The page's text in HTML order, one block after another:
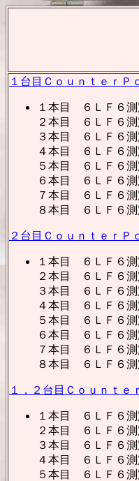
１台目Ｃｏｕｎｔｅｒ
１本目 ６ＬＦ６
２本目 ６ＬＦ６
３本目 ６ＬＦ６
４本目 ６ＬＦ６測
５本目 ６ＬＦ６
６本目 ６ＬＦ６
７本目 ６ＬＦ６
８本目 ６ＬＦ６測
２台目Ｃｏｕｎｔｅｒ
１本目 ６ＬＦ６
２本目 ６ＬＦ６
３本目 ６ＬＦ６
４本目 ６ＬＦ６測
５本目 ６ＬＦ６
６本目 ６ＬＦ６
７本目 ６ＬＦ６
８本目 ６ＬＦ６測
１，２台目Ｃｏｕｎｔ
１本目 ６ＬＦ６
２本目 ６ＬＦ６
３本目 ６ＬＦ６
４本目 ６ＬＦ６測
５本目 ６ＬＦ６